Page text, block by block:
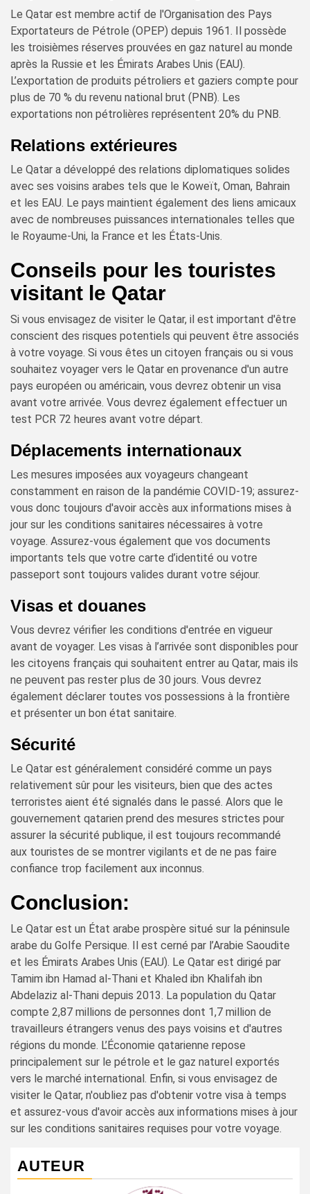
Le Qatar est membre actif de l'Organisation des Pays
Exportateurs de Pétrole (OPEP) depuis 1961. Il possède
les troisièmes réserves prouvées en gaz naturel au monde
après la Russie et les Émirats Arabes Unis (EAU).
L’exportation de produits pétroliers et gaziers compte pour
plus de 70 % du revenu national brut (PNB). Les
exportations non pétrolières représentent 20% du PNB.
Relations extérieures
Le Qatar a développé des relations diplomatiques solides
avec ses voisins arabes tels que le Koweït, Oman, Bahrain
et les EAU. Le pays maintient également des liens amicaux
avec de nombreuses puissances internationales telles que
le Royaume-Uni, la France et les États-Unis.
Conseils pour les touristes
visitant le Qatar
Si vous envisagez de visiter le Qatar, il est important d'être
conscient des risques potentiels qui peuvent être associés
à votre voyage. Si vous êtes un citoyen français ou si vous
souhaitez voyager vers le Qatar en provenance d'un autre
pays européen ou américain, vous devrez obtenir un visa
avant votre arrivée. Vous devrez également effectuer un
test PCR 72 heures avant votre départ.
Déplacements internationaux
Les mesures imposées aux voyageurs changeant
constamment en raison de la pandémie COVID-19; assurez-
vous donc toujours d'avoir accès aux informations mises à
jour sur les conditions sanitaires nécessaires à votre
voyage. Assurez-vous également que vos documents
importants tels que votre carte d’identité ou votre
passeport sont toujours valides durant votre séjour.
Visas et douanes
Vous devrez vérifier les conditions d'entrée en vigueur
avant de voyager. Les visas à l’arrivée sont disponibles pour
les citoyens français qui souhaitent entrer au Qatar, mais ils
ne peuvent pas rester plus de 30 jours. Vous devrez
également déclarer toutes vos possessions à la frontière
et présenter un bon état sanitaire.
Sécurité
Le Qatar est généralement considéré comme un pays
relativement sûr pour les visiteurs, bien que des actes
terroristes aient été signalés dans le passé. Alors que le
gouvernement qatarien prend des mesures strictes pour
assurer la sécurité publique, il est toujours recommandé
aux touristes de se montrer vigilants et de ne pas faire
confiance trop facilement aux inconnus.
Conclusion:
Le Qatar est un État arabe prospère situé sur la péninsule
arabe du Golfe Persique. Il est cerné par l’Arabie Saoudite
et les Émirats Arabes Unis (EAU). Le Qatar est dirigé par
Tamim ibn Hamad al-Thani et Khaled ibn Khalifah ibn
Abdelaziz al-Thani depuis 2013. La population du Qatar
compte 2,87 millions de personnes dont 1,7 million de
travailleurs étrangers venus des pays voisins et d'autres
régions du monde. L’Économie qatarienne repose
principalement sur le pétrole et le gaz naturel exportés
vers le marché international. Enfin, si vous envisagez de
visiter le Qatar, n'oubliez pas d'obtenir votre visa à temps
et assurez-vous d'avoir accès aux informations mises à jour
sur les conditions sanitaires requises pour votre voyage.
AUTEUR